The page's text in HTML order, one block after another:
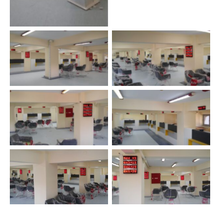
Bursa Vergi Dairesi
Bursa Vergi Dairesi
Sıramatik Sistemi
Bursa Vergi Dairesi
Sıramatik Sistemi
Bursa Vergi Dairesi
Sıramatik Sistemi
Bursa Vergi Dairesi
Sıramatik Sistemi
Bursa Vergi Dairesi
Sıramatik Sistemi
Bursa Vergi Dairesi
Sıramatik Sistemi